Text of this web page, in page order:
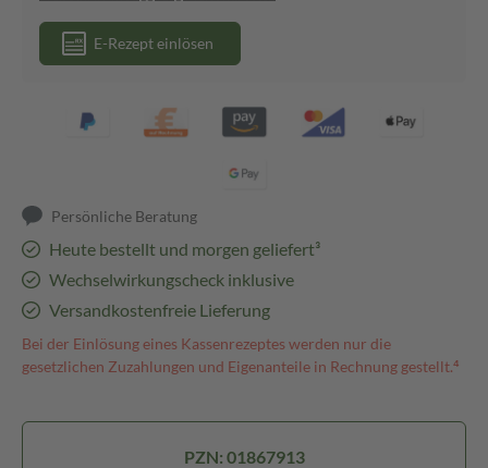
E-Rezept einlösen
Persönliche Beratung
Heute bestellt und morgen geliefert³
Wechselwirkungscheck inklusive
Versandkostenfreie Lieferung
Bei der Einlösung eines Kassenrezeptes werden nur die
gesetzlichen Zuzahlungen und Eigenanteile in Rechnung gestellt.⁴
PZN: 01867913